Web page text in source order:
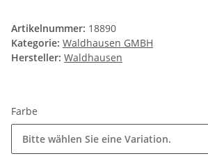
Artikelnummer: 18890
Kategorie: Waldhausen GMBH
Hersteller: Waldhausen
Farbe
Bitte wählen Sie eine Variation.